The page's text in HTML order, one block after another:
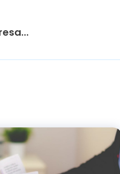
Curso Análisis Económico – Financiero de la Empresa Madrid